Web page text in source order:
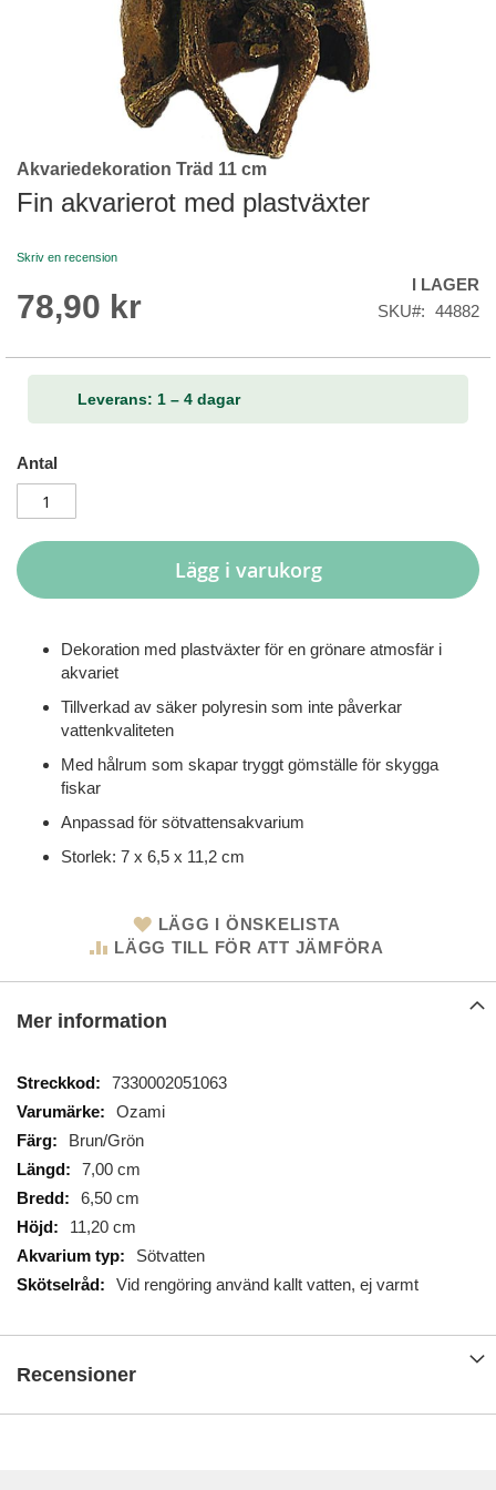
Skip
to
the
of
images
Akvariedekoration Träd 11 cm
Fin akvarierot med plastväxter
Skriv en recension
78,90 kr
I LAGER
SKU
44882
Leverans: 1 – 4 dagar
Antal
Lägg i varukorg
Dekoration med plastväxter för en grönare atmosfär i
akvariet
Tillverkad av säker polyresin som inte påverkar
vattenkvaliteten
Med hålrum som skapar tryggt gömställe för skygga
fiskar
Anpassad för sötvattensakvarium
Storlek: 7 x 6,5 x 11,2 cm
LÄGG I ÖNSKELISTA
LÄGG TILL FÖR ATT JÄMFÖRA
Mer information
Mer
information
7330002051063
Ozami
Brun/Grön
7,00 cm
6,50 cm
11,20 cm
Sötvatten
Vid rengöring använd kallt vatten, ej varmt
Recensioner